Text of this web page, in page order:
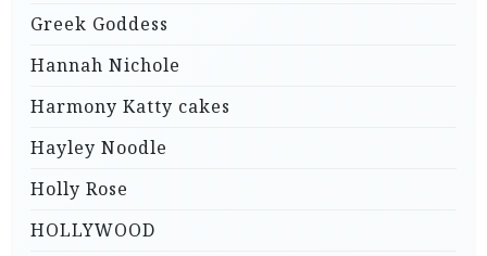
Greek Goddess
Hannah Nichole
Harmony Katty cakes
Hayley Noodle
Holly Rose
HOLLYWOOD